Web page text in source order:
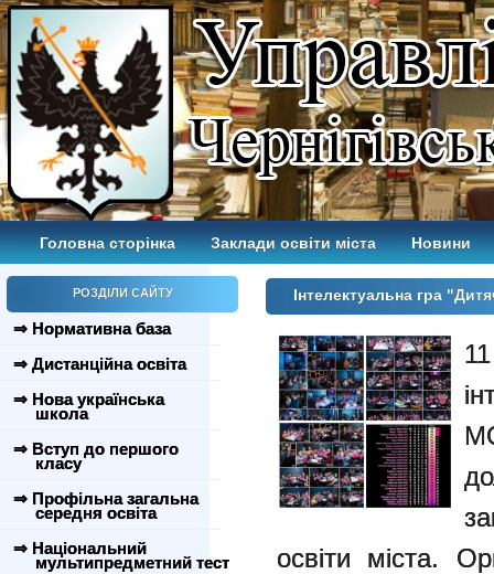
Головна сторінка Заклади освіти міста Новини
РОЗДІЛИ САЙТУ
⇒ Нормативна база
⇒ Дистанційна освіта
⇒ Нова українська
школа
⇒ Вступ до першого
класу
⇒ Профільна загальна
середня освіта
⇒ Національний
мультипредметний тест
Інтелектуальна гра
освіти міста.